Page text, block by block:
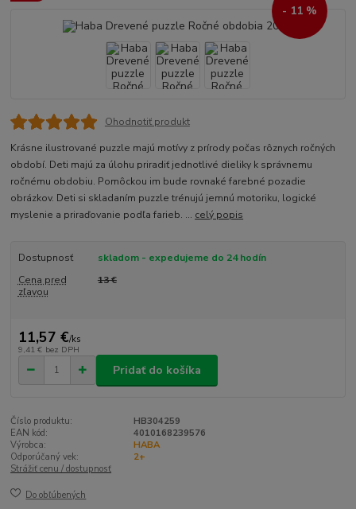
- 11 %
Ohodnotiť produkt
Krásne ilustrované puzzle majú motívy z prírody počas rôznych ročných
období. Deti majú za úlohu priradiť jednotlivé dieliky k správnemu
ročnému obdobiu. Pomôckou im bude rovnaké farebné pozadie
obrázkov. Deti si skladaním puzzle trénujú jemnú motoriku, logické
myslenie a priraďovanie podľa farieb. ... celý popis
Dostupnosť
skladom - expedujeme do 24 hodín
Cena pred
zľavou
13 €
11,57 €/ks
9,41 € bez DPH
Pridať do košíka
Číslo produktu:
HB304259
EAN kód:
4010168239576
Výrobca:
HABA
Odporúčaný vek:
2+
Strážiť cenu / dostupnosť
Do obľúbených